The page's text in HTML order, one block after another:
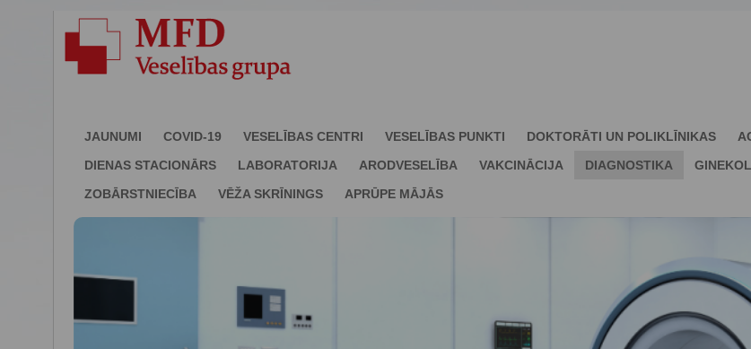
JAUNUMI COVID-19 VESELĪBAS CENTRI VESELĪBAS PUNKTI DOKTORĀTI UN POLIKLĪNIKAS
DIENAS STACIONĀRS
LABORATORIJA ARODVESELĪBA VAKCINĀCIJA DIAGNOSTIKA
ZOBĀRSTNIECĪBA
VĒŽA SKRĪNINGS APRŪPE MĀJĀS